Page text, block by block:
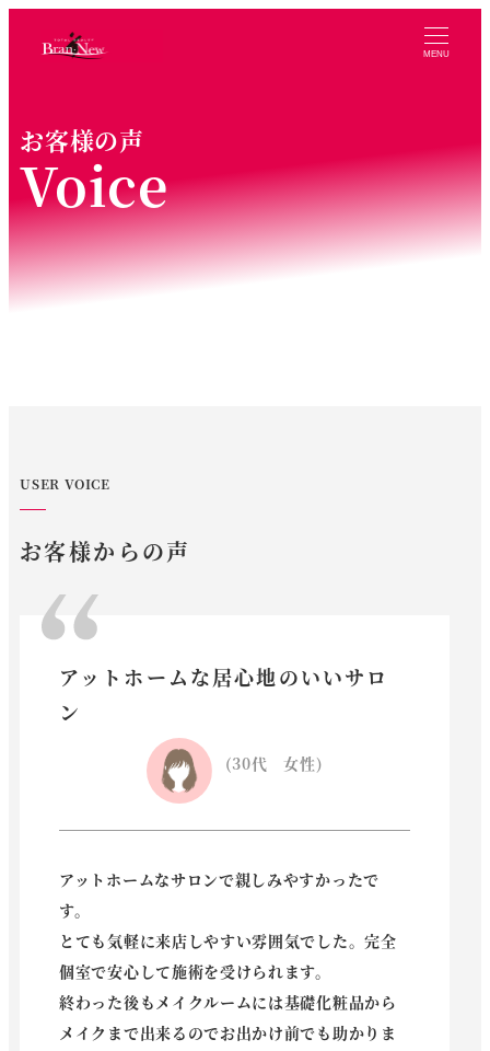
MENU
お客様の声
Voice
USER VOICE
お客様からの声
アットホームな居心地のいいサロ
ン
(30代 女性)
アットホームなサロンで親しみやすかったで
す。
とても気軽に来店しやすい雰囲気でした。完全
個室で安心して施術を受けられます。
終わった後もメイクルームには基礎化粧品から
メイクまで出来るのでお出かけ前でも助かりま